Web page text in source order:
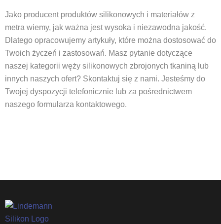
Jako producent produktów silikonowych i materiałów z
metra wiemy, jak ważna jest wysoka i niezawodna jakość.
Dlatego opracowujemy artykuły, które można dostosować do
Twoich życzeń i zastosowań. Masz pytanie dotyczące
naszej kategorii węży silikonowych zbrojonych tkaniną lub
innych naszych ofert? Skontaktuj się z nami. Jesteśmy do
Twojej dyspozycji telefonicznie lub za pośrednictwem
naszego formularza kontaktowego.